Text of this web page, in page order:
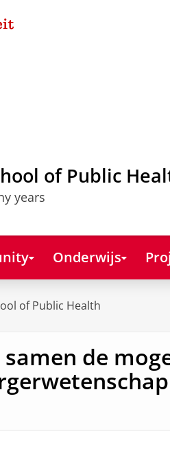
of Public
years
Onderwijs
of Public Health
de